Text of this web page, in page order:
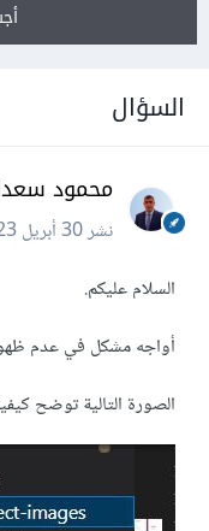
السؤال
محمود
نشر30 أبريل 2023
السلام عليكم.
أواجه مشكل في عدم
الصورة التالية توضح